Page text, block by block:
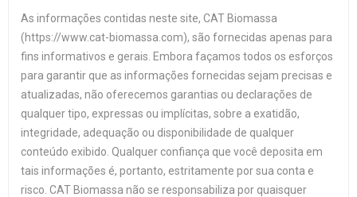
As informações contidas neste site, CAT Biomassa
(https://www.cat-biomassa.com), são fornecidas apenas para
fins informativos e gerais. Embora façamos todos os esforços
para garantir que as informações fornecidas sejam precisas e
atualizadas, não oferecemos garantias ou declarações de
qualquer tipo, expressas ou implícitas, sobre a exatidão,
integridade, adequação ou disponibilidade de qualquer
conteúdo exibido. Qualquer confiança que você deposita em
tais informações é, portanto, estritamente por sua conta e
risco. CAT Biomassa não se responsabiliza por quaisquer